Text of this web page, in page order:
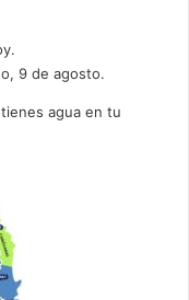
9 de agosto.
agua en tu